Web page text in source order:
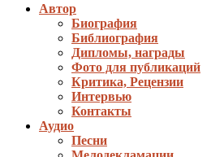
Автор
Биография
Библиография
Дипломы, награды
Фото для публикаций
Критика, Рецензии
Интервью
Контакты
Аудио
Песни